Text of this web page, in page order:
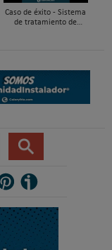
Caso de éxito - Sistema
de tratamiento de